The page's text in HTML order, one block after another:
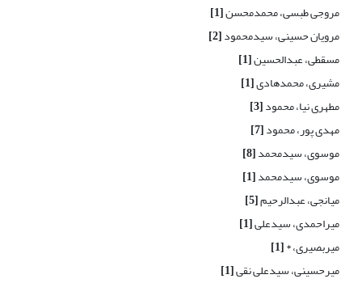
مروجی طبسی، محمدمحسن[1]
مرویان حسینی، سیدمحمود[2]
مسقطی، عبدالحسین[1]
مشیری، محمدهادی[1]
مطهری نیا، محمود[3]
مهدی پور، محمود[7]
موسوی، سیدمحمد[8]
موسوی، سیدمحمد[1]
میانجی، عبدالرحیم[5]
میراحمدی، سیدعلی[1]
میربصیری، *[1]
میرحسینی، سیدعلی نقی[1]